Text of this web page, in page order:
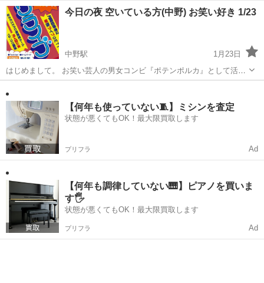
ますまさといいます！ 今日の夜中野でネタ合わせやお笑いをしてお
り、 意見頂ける方を募集しています。 また僕自身お友達も募集してお
り、 普段から遊べる仲の方も...
東京 中野区 中野駅 お笑い
今日の夜 空いている方(中野) お笑い好き 1/23
中野駅
1月23日
はじめまして。 お笑い芸人の男女コンビ『ポテンポルカ』として活動
しています。 まさと申します。 今日の夜中野でお暇な方はいらっしゃ
いますか？ お笑いのことやネタの意見など色々頂けたら嬉しいです！
友達も募集しています。 ...
【何年も使っていない🧵】ミシンを査定
状態が悪くてもOK！最大限買取します
プリフラ Ad
【何年も調律していない🎹】ピアノを買いま
す🖐️
状態が悪くてもOK！最大限買取します
プリフラ Ad